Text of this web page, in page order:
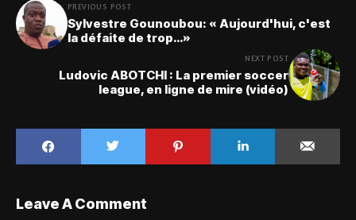
PREVIOUS POST
Sylvestre Gounoubou: « Aujourd'hui, c'est
la défaite de trop…»
NEXT POST
Ludovic ABOTCHI : La premier soccer
league, en ligne de mire (vidéo)
Leave A Comment